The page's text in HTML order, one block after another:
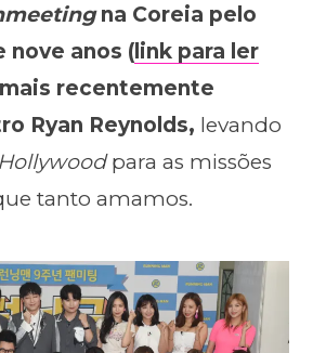
na Coreia pelo
nove anos ( link para ler
recentemente
Ryan Reynolds, levando
Hollywoodpara as missões
tanto amamos.